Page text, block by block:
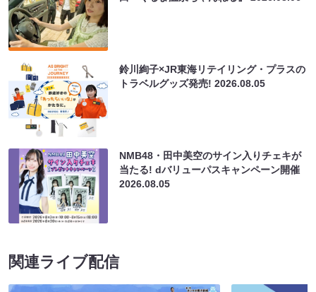
鈴川絢子×JR東海リテイリング・プラスの
トラベルグッズ発売!2026.08.05
NMB48・田中美空のサイン入りチェキが
当たる! dバリューパスキャンペーン開催
2026.08.05
関連ライブ配信